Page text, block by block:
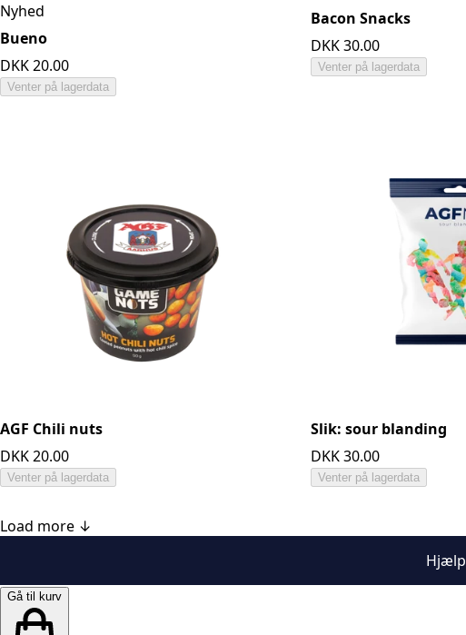
Nyhed
Bueno
DKK 20.00
Venter på lagerdata
Bacon Snacks
DKK 30.00
Venter på lagerdata
AGF Chili nuts
DKK 20.00
Venter på lagerdata
Slik: sour blanding
DKK 30.00
Venter på lagerdata
Load more ↓
Hjælp
Gå til kurv